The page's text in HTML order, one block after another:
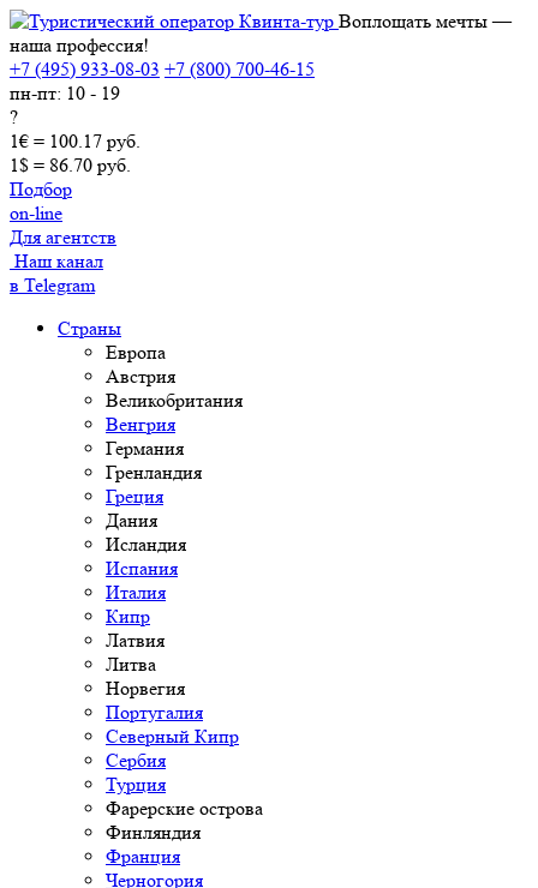
Воплощать мечты —
наша профессия!
+7 (495) 933-08-03 +7 (800) 700-46-15
пн-пт: 10 - 19
?
1€ = 100.17 руб.
1$ = 86.70 руб.
Подбор
on-line
Для агентств
Наш канал
в Telegram
Страны
Европа
Австрия
Великобритания
Венгрия
Германия
Гренландия
Греция
Дания
Исландия
Испания
Италия
Кипр
Латвия
Литва
Норвегия
Португалия
Северный Кипр
Сербия
Турция
Фарерские острова
Финляндия
Франция
Черногория